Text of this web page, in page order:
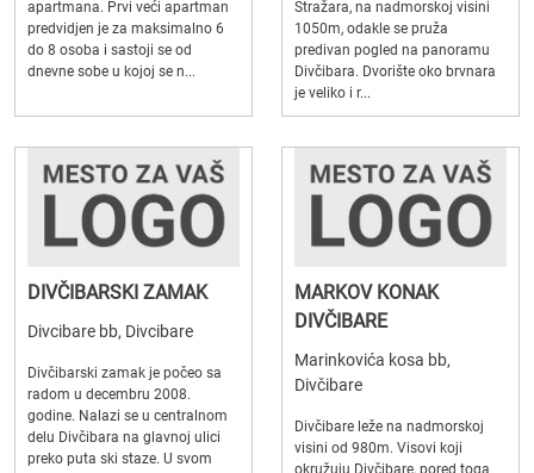
apartmana. Prvi veći apartman
predvidjen je za maksimalno 6
do 8 osoba i sastoji se od
dnevne sobe u kojoj se n...
Stražara, na nadmorskoj visini
1050m, odakle se pruža
predivan pogled na panoramu
Divčibara. Dvorište oko brvnara
je veliko i r...
DIVČIBARSKI ZAMAK
Divcibare bb, Divcibare
Divčibarski zamak je počeo sa
radom u decembru 2008.
godine. Nalazi se u centralnom
delu Divčibara na glavnoj ulici
preko puta ski staze. U svom
MARKOV KONAK
DIVČIBARE
Marinkovića kosa bb,
Divčibare
Divčibare leže na nadmorskoj
visini od 980m. Visovi koji
okružuju Divčibare, pored toga